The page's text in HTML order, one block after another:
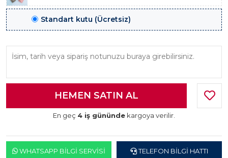
Standart kutu (Ücretsiz)
En geç 4 iş gününde kargoya verilir.
WHATSAPP BILGI SERVISI TELEFON BILGI HATTI